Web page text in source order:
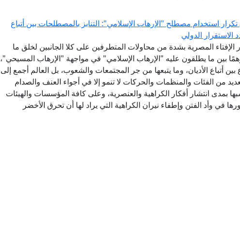
تكرار استخدام مصطلح "الإرهاب الإسلامي": التنابز بالمصطلحات بين أتباع
الاستقرار الدولي
الإفتاء المصرية بشدة من محاولات المتطرفين على كلا الجانبين لخلق ما
بين ما يطلقون عليه "الإرهاب الإسلامي" في مواجهة "الإرهاب المسيحي"،
الأديان، وما يتبعها من جر المجتمعات والشعوب، بل العالم أجمع إلى
من الفئات والمنظمات والحركات لا تنمو إلا في أجواء العنف والصدام
بمدى انتشار أفكار الكراهية والعنصرية، وعلى كافة المؤسسات والهيئات
في وأد الفتن وإطفاء نيران الكراهية التي يراد لها أن تحرق الأخضر